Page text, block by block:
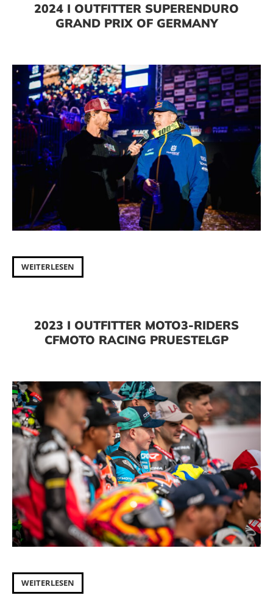
2024 I OUTFITTER SUPERENDURO
GRAND PRIX OF GERMANY
WEITERLESEN
2023 I OUTFITTER MOTO3-RIDERS
CFMOTO RACING PRUESTELGP
WEITERLESEN